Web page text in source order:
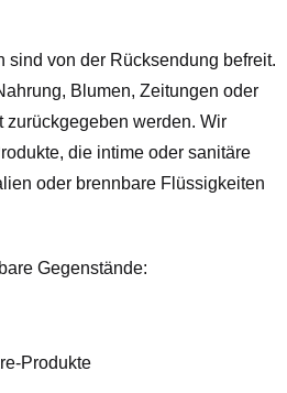
sind von der Rücksendung befreit.
Blumen, Zeitungen oder
zurückgegeben werden. Wir
die intime oder sanitäre
oder brennbare Flüssigkeiten
Gegenstände:
Produkte